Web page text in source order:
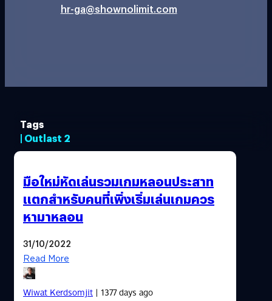
hr-ga@shownolimit.com
Tags
| Outlast 2
มือใหม่หัดเล่นรวมเกมหลอนประสาท
แตกสำหรับคนที่เพิ่งเริ่มเล่นเกมควร
หามาหลอน
31/10/2022
Read More
Wiwat Kerdsomjit| 1377 days ago